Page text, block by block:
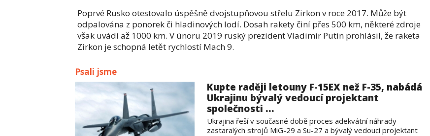
Poprvé Rusko otestovalo úspěšně dvojstupňovou střelu Zirkon v roce 2017. Může být
odpalována z ponorek či hladinových lodí. Dosah rakety činí přes 500 km, některé zdroje
však uvádí až 1000 km. V únoru 2019 ruský prezident Vladimir Putin prohlásil, že raketa
Zirkon je schopná letět rychlostí Mach 9.
Psali jsme
Kupte raději letouny F-15EX než F-35, nabádá
Ukrajinu bývalý vedoucí projektant
společnosti ...
Ukrajina řeší v současné době proces adekvátní náhrady
zastaralých strojů MiG-29 a Su-27 a bývalý vedoucí projektant